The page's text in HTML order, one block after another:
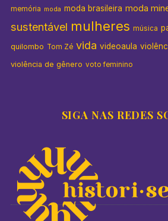
memória moda moda brasileira moda
sustentável mulheres música
quilombo Tom Zé vida videoaula
violência de gênero voto feminino
SIGA NAS REDES